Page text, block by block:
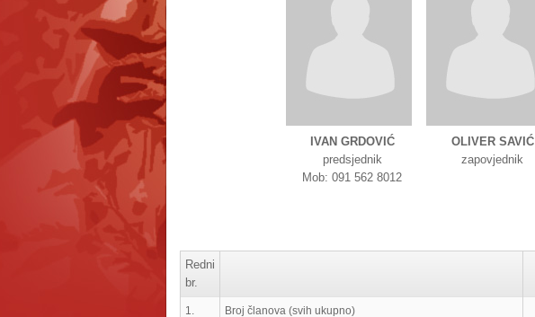
IVAN GRDOVIĆ
predsjednik
Mob: 091 562 8012
OLIVER SAVIĆ
zapovjednik
Redni
br.
1. Broj članova (svih ukupno)